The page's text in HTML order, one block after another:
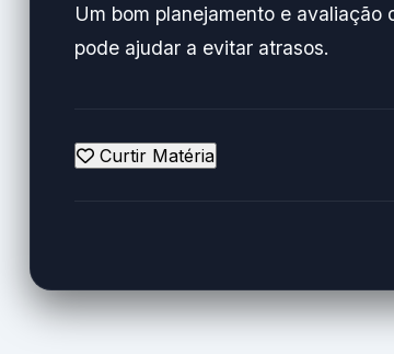
Um bom planejamento e avaliação
pode ajudar a evitar atrasos.
Curtir Matéria